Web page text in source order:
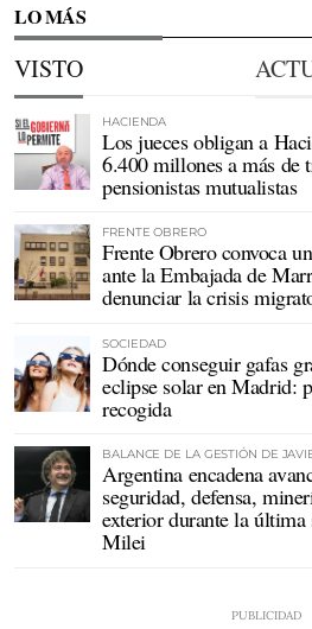
LO MÁS
VISTO
HACIENDA
Los jueces obligan a
6.400 millones a más de
pensionistas mutualistas
FRENTE OBRERO
Frente Obrero convoca
ante la Embajada de
denunciar la crisis
SOCIEDAD
Dónde conseguir gafas
eclipse solar en Madrid:
recogida
BALANCE DE LA GESTIÓN DE
Argentina encadena
seguridad, defensa,
exterior durante la última
Milei